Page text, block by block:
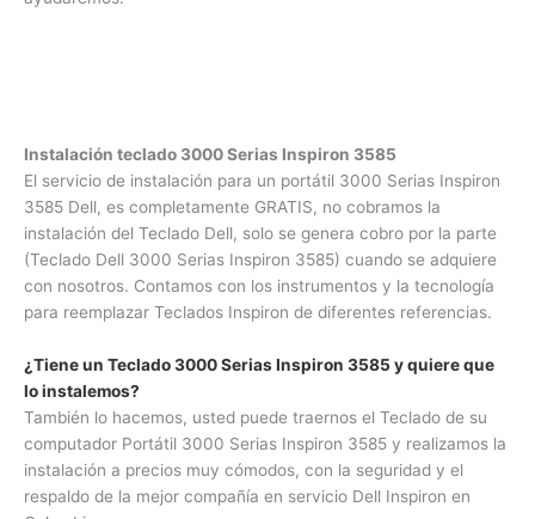
ayudaremos.
Instalación teclado 3000 Serias Inspiron 3585
El servicio de instalación para un portátil 3000 Serias
Inspiron 3585 Dell, es completamente GRATIS, no cobramos
la instalación del Teclado Dell, solo se genera cobro por la
parte (Teclado Dell 3000 Serias Inspiron 3585) cuando se
adquiere con nosotros. Contamos con los instrumentos y la
tecnología para reemplazar Teclados Inspiron de diferentes
¿Tiene un Teclado 3000 Serias Inspiron 3585 y quiere
que lo instalemos?
También lo hacemos, usted puede traernos el Teclado de su
computador Portátil 3000 Serias Inspiron 3585 y realizamos
la instalación a precios muy cómodos, con la seguridad y el